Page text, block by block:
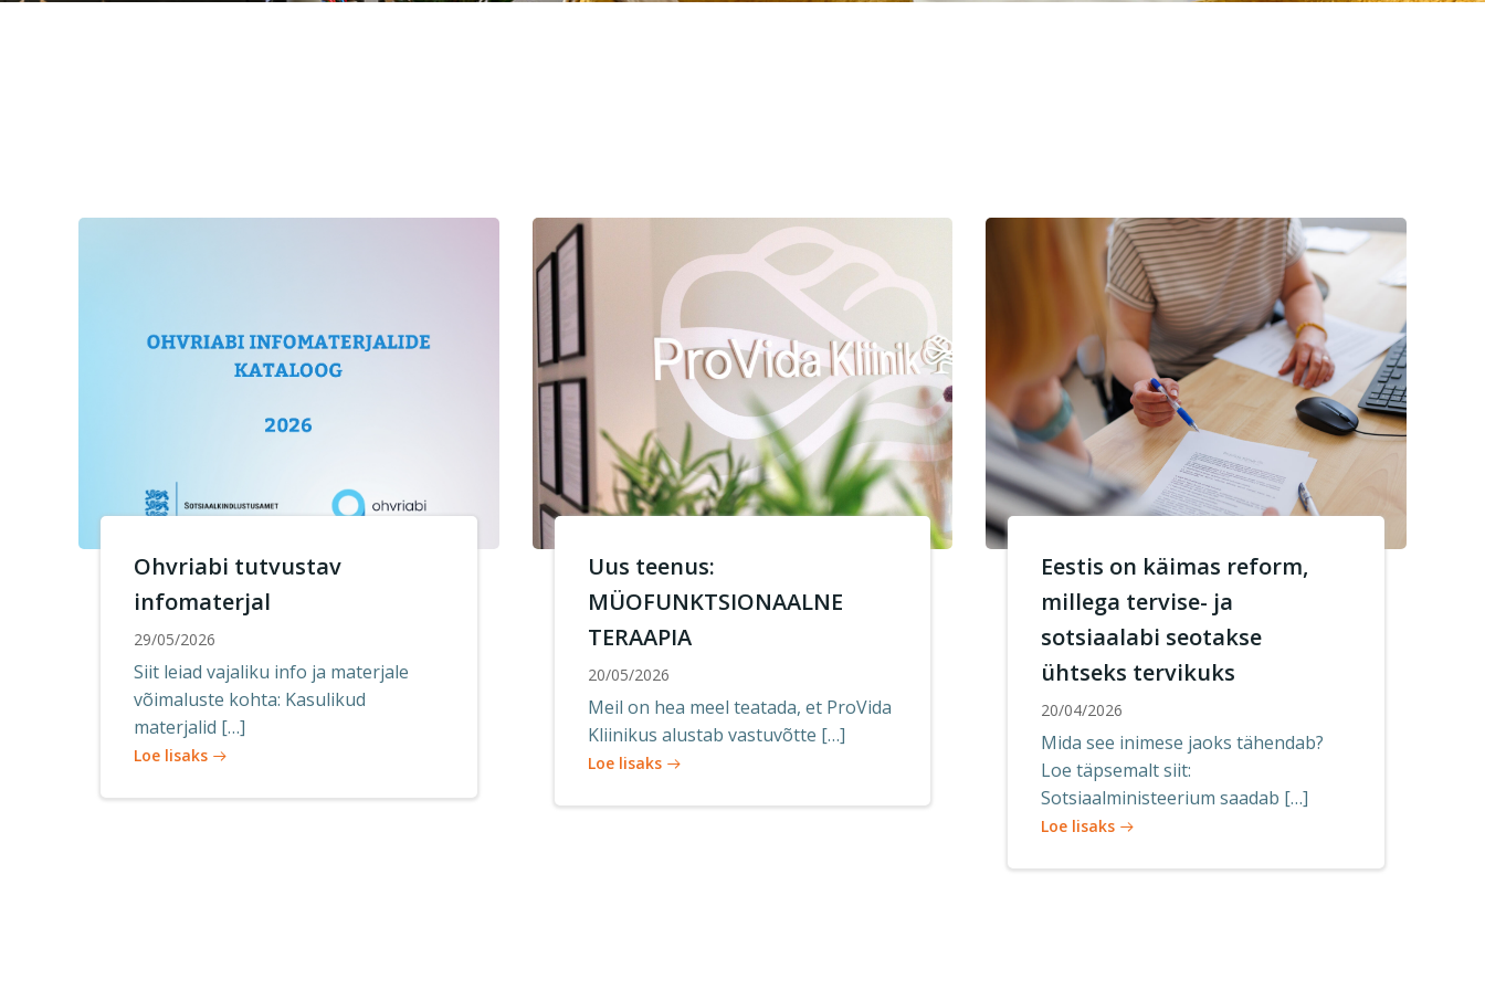
Ohvriabi tutvustav
infomaterjal
29/05/2026
Siit leiad vajaliku info ja materjale
võimaluste kohta: Kasulikud
materjalid […]
Loe lisaks
Uus teenus:
MÜOFUNKTSIONAALNE
TERAAPIA
20/05/2026
Meil on hea meel teatada, et ProVida
Kliinikus alustab vastuvõtte […]
Loe lisaks
Eestis on käimas reform,
millega tervise- ja
sotsiaalabi seotakse
ühtseks tervikuks
20/04/2026
Mida see inimese jaoks tähendab?
Loe täpsemalt siit:
Sotsiaalministeerium saadab […]
Loe lisaks